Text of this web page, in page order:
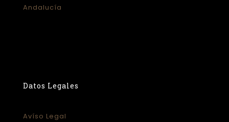
Andalucía
Datos Legales
Avíso Legal